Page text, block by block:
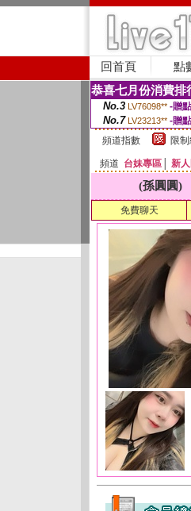
回首頁 點
恭喜七月份消費排
No.3 LV76098** -贈點
No.7 LV23213** -贈點
頻道指數
限
頻道 台妹專區 新
(孫圓圓)
免費聊天